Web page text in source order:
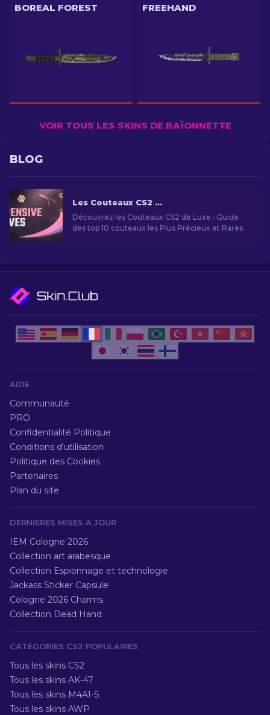
BOREAL FOREST FREEHAND
VOIR TOUS LES SKINS DE BAÏONNETTE
BLOG
Les Couteaux CS2 les Plus Chers [2026]
Découvrez les Couteaux CS2 de Luxe : Guide
des top 10 couteaux les Plus Précieux et Rares.
AIDE
Communauté
PRO
Confidentialité Politique
Conditions d'utilisation
Politique des Cookies
Partenaires
Plan du site
DERNIÈRES MISES À JOUR
IEM Cologne 2026
Collection art arabesque
Collection Espionnage et technologie
Jackass Sticker Capsule
Cologne 2026 Charms
Collection Dead Hand
CATÉGORIES CS2 POPULAIRES
Tous les skins CS2
Tous les skins AK-47
Tous les skins M4A1-S
Tous les skins AWP